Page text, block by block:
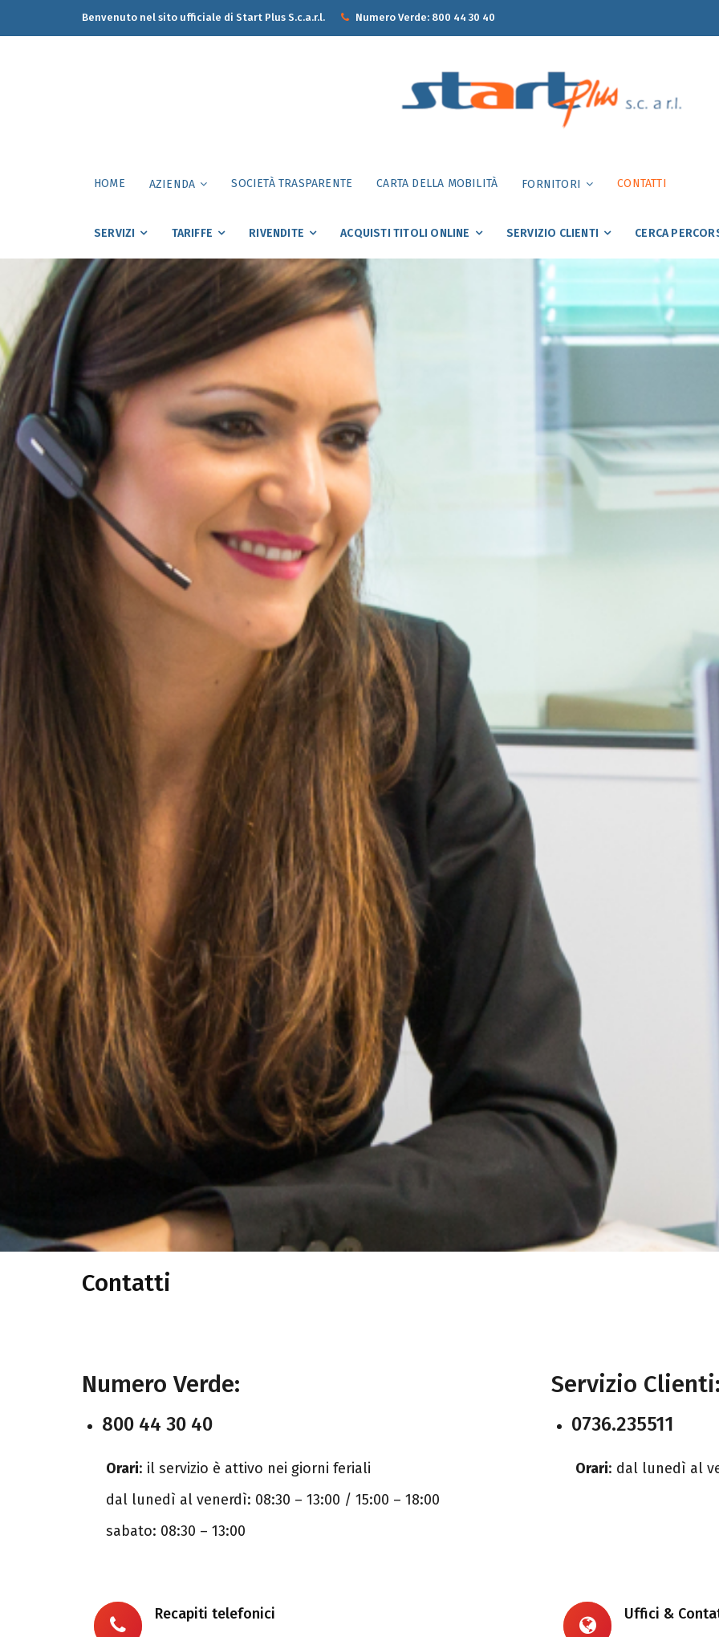
Benvenuto nel sito ufficiale di Start Plus S.c.a.r.l. Numero Verde: 800 44 30 40
HOME AZIENDA SOCIETÀ TRASPARENTE CARTA DELLA MOBILITÀ FORNITORI CONTATTI
SERVIZI TARIFFE RIVENDITE ACQUISTI TITOLI ONLINE SERVIZIO CLIENTI CERCA
Contatti
Numero Verde:
800 44 30 40
Orari: il servizio è attivo nei giorni feriali
dal lunedì al venerdì: 08:30 – 13:00 / 15:00 – 18:00
sabato: 08:30 – 13:00
Servizio Clienti:
0736.235511
Orari: dal lunedì al
Recapiti telefonici Uffici &